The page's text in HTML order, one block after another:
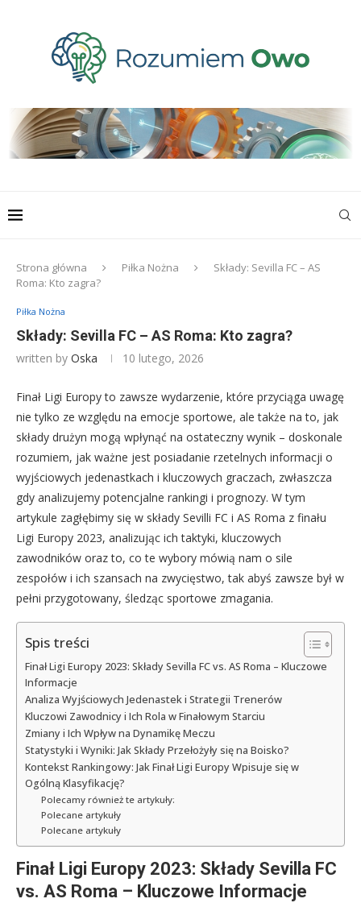
Strona główna Piłka Nożna
Składy: Sevilla FC – AS
Roma: Kto zagra?
Piłka Nożna
Składy: Sevilla FC – AS Roma: Kto zagra?
written by Oska 10 lutego, 2026
Finał Ligi Europy to zawsze wydarzenie, które przyciąga uwagę
nie tylko ze względu na emocje sportowe, ale także na to, jak
składy drużyn mogą wpłynąć na ostateczny wynik – doskonale
rozumiem, jak ważne jest posiadanie rzetelnych informacji o
wyjściowych jedenastkach i kluczowych graczach, zwłaszcza
gdy analizujemy potencjalne rankingi i prognozy. W tym
artykule zagłębimy się w składy Sevilli FC i AS Roma z finału
Ligi Europy 2023, analizując ich taktyki, kluczowych
zawodników oraz to, co te wybory mówią nam o sile
zespołów i ich szansach na zwycięstwo, tak abyś zawsze był w
pełni przygotowany, śledząc sportowe zmagania.
Spis treści
Finał Ligi Europy 2023: Składy Sevilla FC vs. AS Roma – Kluczowe
Informacje
Analiza Wyjściowych Jedenastek i Strategii Trenerów
Kluczowi Zawodnicy i Ich Rola w Finałowym Starciu
Zmiany i Ich Wpływ na Dynamikę Meczu
Statystyki i Wyniki: Jak Składy Przełożyły się na Boisko?
Kontekst Rankingowy: Jak Finał Ligi Europy Wpisuje się w
Ogólną Klasyfikację?
Polecamy również te artykuły:
Polecane artykuły
Polecane artykuły
Finał Ligi Europy 2023: Składy Sevilla FC
vs. AS Roma – Kluczowe Informacje